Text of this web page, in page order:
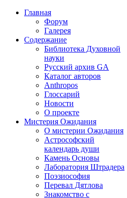
Главная
Форум
Галерея
Содержание
Библиотека Духовной
науки
Русский архив GA
Каталог авторов
Anthropos
Глоссарий
Новости
О проекте
Мистерия Ожидания
О мистерии Ожидания
Астрософский
календарь души
Камень Основы
Лаборатория Штрадера
Поэзиософия
Перевал Дятлова
Знакомство с